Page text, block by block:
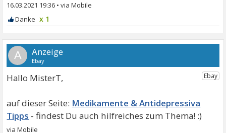
16.03.2021 19:36 •
x 1
A
Hallo MisterT,
Medikamente & Antidepressiva
Tipps